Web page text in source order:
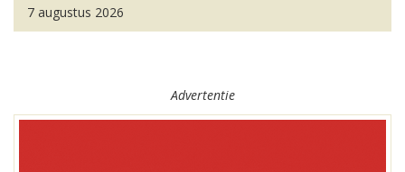
7 augustus 2026
Advertentie